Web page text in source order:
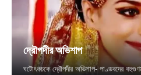
দ্রৌপদীর অভিশাপ
ঘটোৎকচকে দ্রৌপদীর অভিশাপ- পাণ্ডবদের